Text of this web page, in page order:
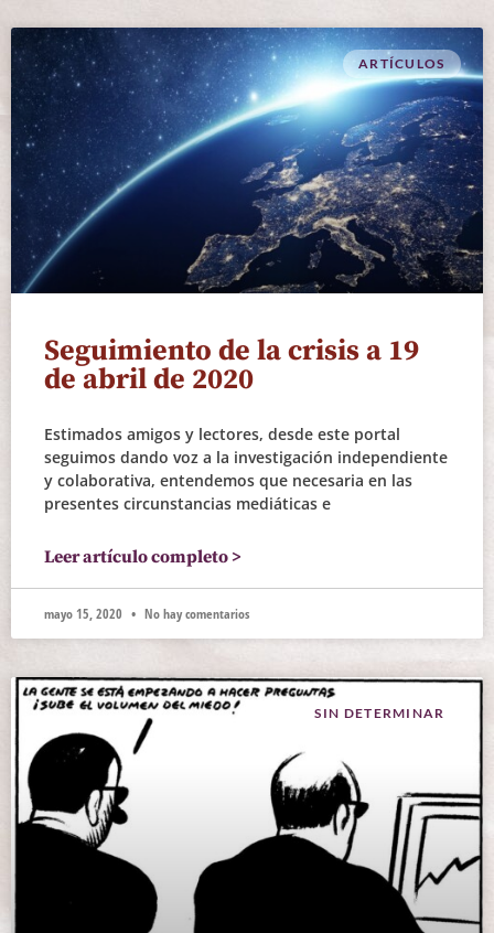
ARTÍCULOS
Seguimiento de la crisis a 19
de abril de 2020
Estimados amigos y lectores, desde este portal
seguimos dando voz a la investigación independiente
y colaborativa, entendemos que necesaria en las
presentes circunstancias mediáticas e
Leer artículo completo >
mayo 15, 2020 No hay comentarios
SIN DETERMINAR